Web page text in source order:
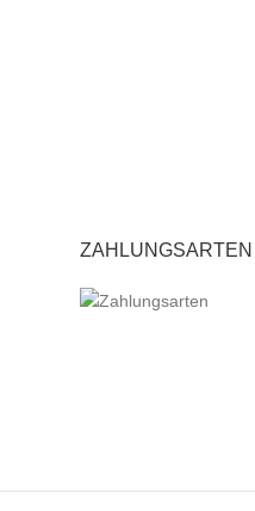
ZAHLUNGSARTEN